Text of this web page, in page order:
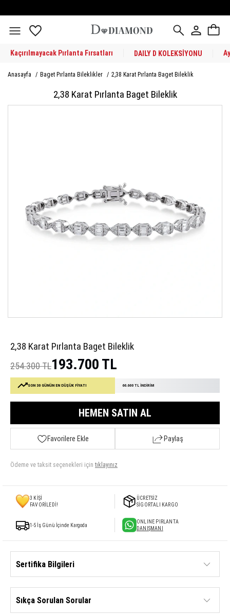
Kaçırılmayacak Pırlanta Fırsatları DAILY D KOLEKSİYONU
Anasayfa / Baget Pırlanta Bileklikler / 2,38 Karat Pırlanta Baget Bileklik
2,38 Karat Pırlanta Baget Bileklik
2,38 Karat Pırlanta Baget Bileklik
254.300 TL193.700 TL
SON 30 GÜNÜN EN DÜŞÜK FİYATI 60.600 TL İNDİRİM
HEMEN SATIN AL
Favorilere Ekle Paylaş
Ödeme ve taksit seçenekleri için tıklayınız
3 KİŞİ
FAVORİLEDİ!
ÜCRETSİZ
SİGORTALI KARGO
1-5 İş Günü İçinde Kargoda
ONLINE PIRLANTA
DANIŞMANI
Sertifika Bilgileri
Sıkça Sorulan Sorular